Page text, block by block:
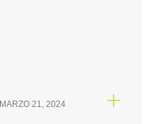
MARZO 21, 2024